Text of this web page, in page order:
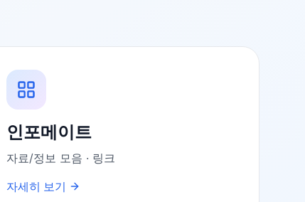
인포메이트
자료/정보 모음 · 링크
자세히 보기